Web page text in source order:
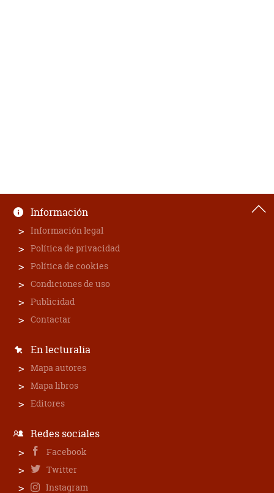
Información
Información legal
Política de privacidad
Política de cookies
Condiciones de uso
Publicidad
Contactar
En lecturalia
Mapa autores
Mapa libros
Editores
Redes sociales
Facebook
Twitter
Instagram